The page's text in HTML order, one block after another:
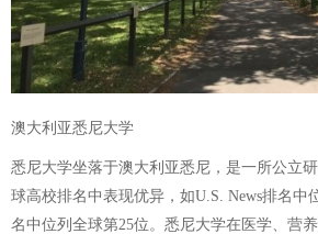
澳大利亚悉尼大学
悉尼大学坐落于澳大利亚悉尼，是一所公立
球高校排名中表现优异，如U.S. News排名中
名中位列全球第25位。悉尼大学在医学、营